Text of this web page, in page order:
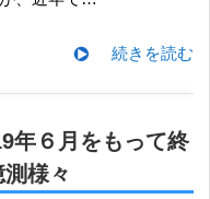
続きを読む
年６月をもって終
様々